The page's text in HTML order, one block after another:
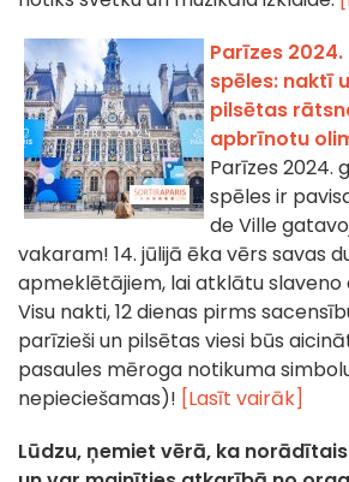
Parīzes
spēles: naktī
pilsētas
apbrīnotu
Parīzes 2024.
spēles ir
de Ville
vakaram! 14. jūlijā ēka vērs savas
apmeklētājiem, lai atklātu slaveno
Visu nakti, 12 dienas pirms
parīzieši un pilsētas viesi būs
pasaules mēroga notikuma
nepieciešamas)! [Lasīt vairāk]
Lūdzu, ņemiet vērā, ka